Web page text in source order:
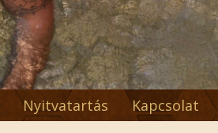
Nyitvatartás Kapcsolat